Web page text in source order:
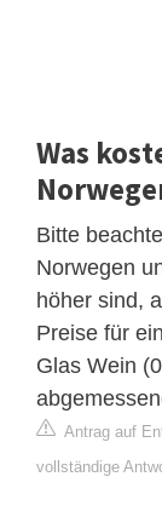
Was
Bitte
Norwegen
höher sind,
Preise für
Glas Wein
Antrag auf
vollständige